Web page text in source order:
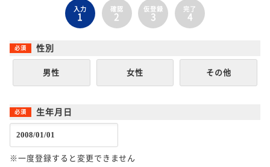
入力
1
確認
2
仮登録
3
完了
4
性別
男性 女性 その他
生年月日
※一度登録すると変更できません